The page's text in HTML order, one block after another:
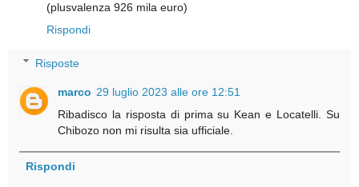
(plusvalenza 926 mila euro)
Rispondi
Risposte
marco 29 luglio 2023 alle ore 12:51
Ribadisco la risposta di prima su Kean e Locatelli. Su
Chibozo non mi risulta sia ufficiale.
Rispondi